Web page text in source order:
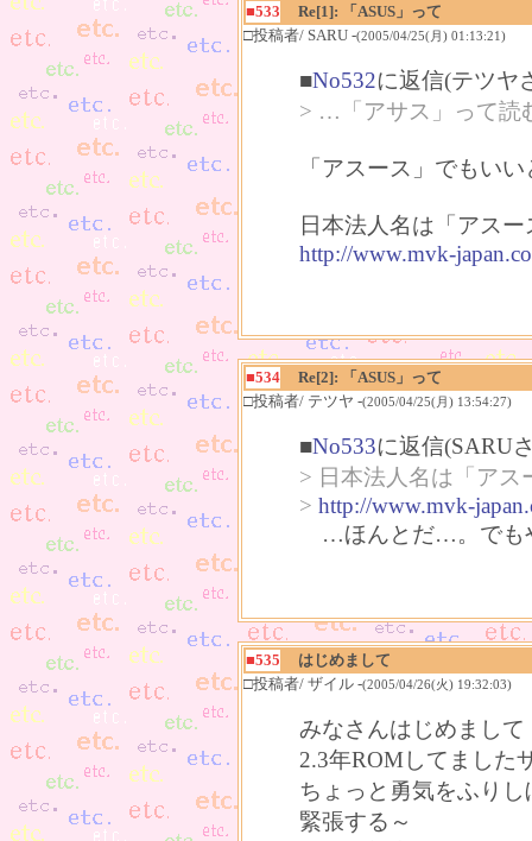
■533
Re[1]: 「ASUS」って
□投稿者/ SARU -(2005/04/25(月) 01:13:21)
■No532に返信(テツヤ
> …「アサス」って読
「アスース」でもい
日本法人名は「アス
http://www.mvk-
■534
Re[2]: 「ASUS」って
□投稿者/ テツヤ -(2005/04/25(月) 13:54:27)
■No533に返信(SARU
> 日本法人名は「アス
> http://www.mvk-
…ほんとだ…。でも
■535
はじめまして
□投稿者/ ザイル -(2005/04/26(火) 19:32:03)
みなさんはじめまして
2.3年ROMしてました
ちょっと勇気をふり
緊張する～